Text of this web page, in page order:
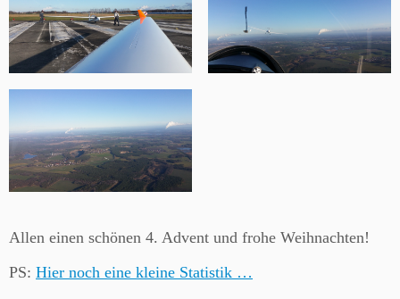
Allen einen schönen 4. Advent und frohe Weihnachten!
PS: Hier noch eine kleine Statistik …